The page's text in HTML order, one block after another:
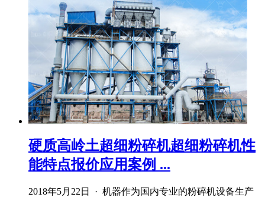
硬质高岭土超细粉碎机超细粉碎机性
能特点报价应用案例 ...
2018年5月22日 · 机器作为国内专业的粉碎机设备生产